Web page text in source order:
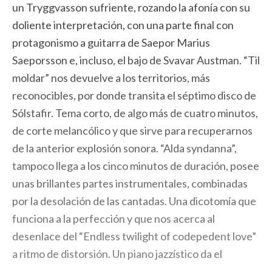
un Tryggvasson sufriente, rozando la afonía con su
doliente interpretación, con una parte final con
protagonismo a guitarra de Saepor Marius
Saeporsson e, incluso, el bajo de Svavar Austman. “Til
moldar” nos devuelve a los territorios, más
reconocibles, por donde transita el séptimo disco de
Sólstafir. Tema corto, de algo más de cuatro minutos,
de corte melancólico y que sirve para recuperarnos
de la anterior explosión sonora. “Alda syndanna”,
tampoco llega a los cinco minutos de duración, posee
unas brillantes partes instrumentales, combinadas
por la desolación de las cantadas. Una dicotomía que
funciona a la perfección y que nos acerca al
desenlace del “Endless twilight of codepedent love”
a ritmo de distorsión. Un piano jazzístico da el